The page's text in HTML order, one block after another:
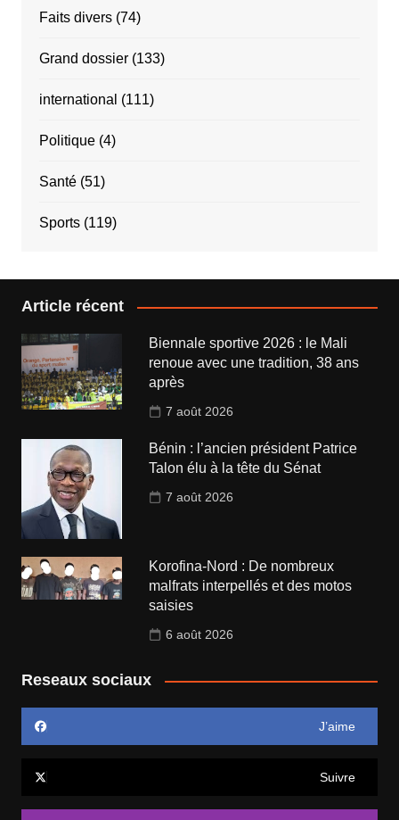
Faits divers(74)
Grand dossier(133)
international (111)
Politique(4)
Santé(51)
Sports(119)
Article récent
Biennale sportive 2026 : le Mali
renoue avec une tradition, 38 ans
après
7 août 2026
Bénin : l’ancien président Patrice
Talon élu à la tête du Sénat
7 août 2026
Korofina-Nord : De nombreux
malfrats interpellés et des motos
saisies
6 août 2026
Reseaux sociaux
J’aime
Suivre